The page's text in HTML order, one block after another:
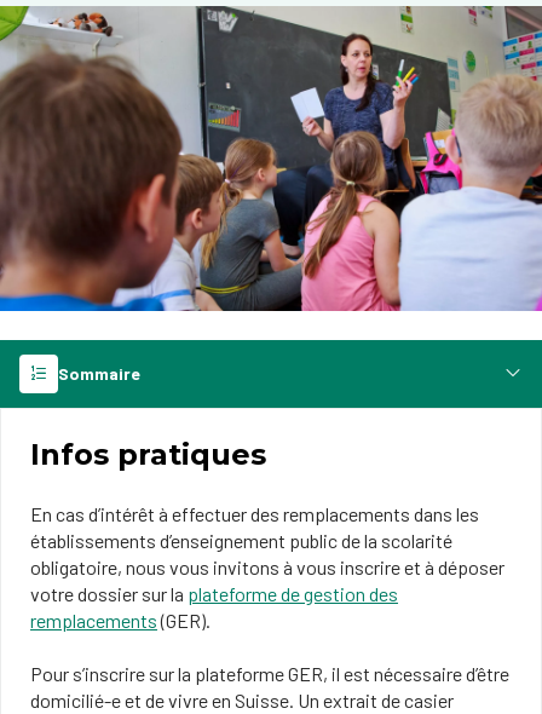
Sommaire
Infos pratiques
En cas d’intérêt à effectuer des remplacements dans les
établissements d’enseignement public de la scolarité
obligatoire, nous vous invitons à vous inscrire et à déposer
votre dossier sur la plateforme de gestion des
remplacements(GER).
Pour s’inscrire sur la plateforme GER, il est nécessaire d’être
domicilié-e et de vivre en Suisse. Un extrait de casier